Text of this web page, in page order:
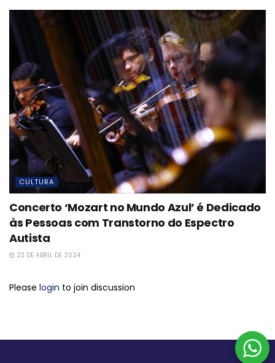
CULTURA
Concerto ‘Mozart no Mundo Azul’ é Dedicado
às Pessoas com Transtorno do Espectro
Autista
23 DE ABRIL DE 2024
Please login to join discussion